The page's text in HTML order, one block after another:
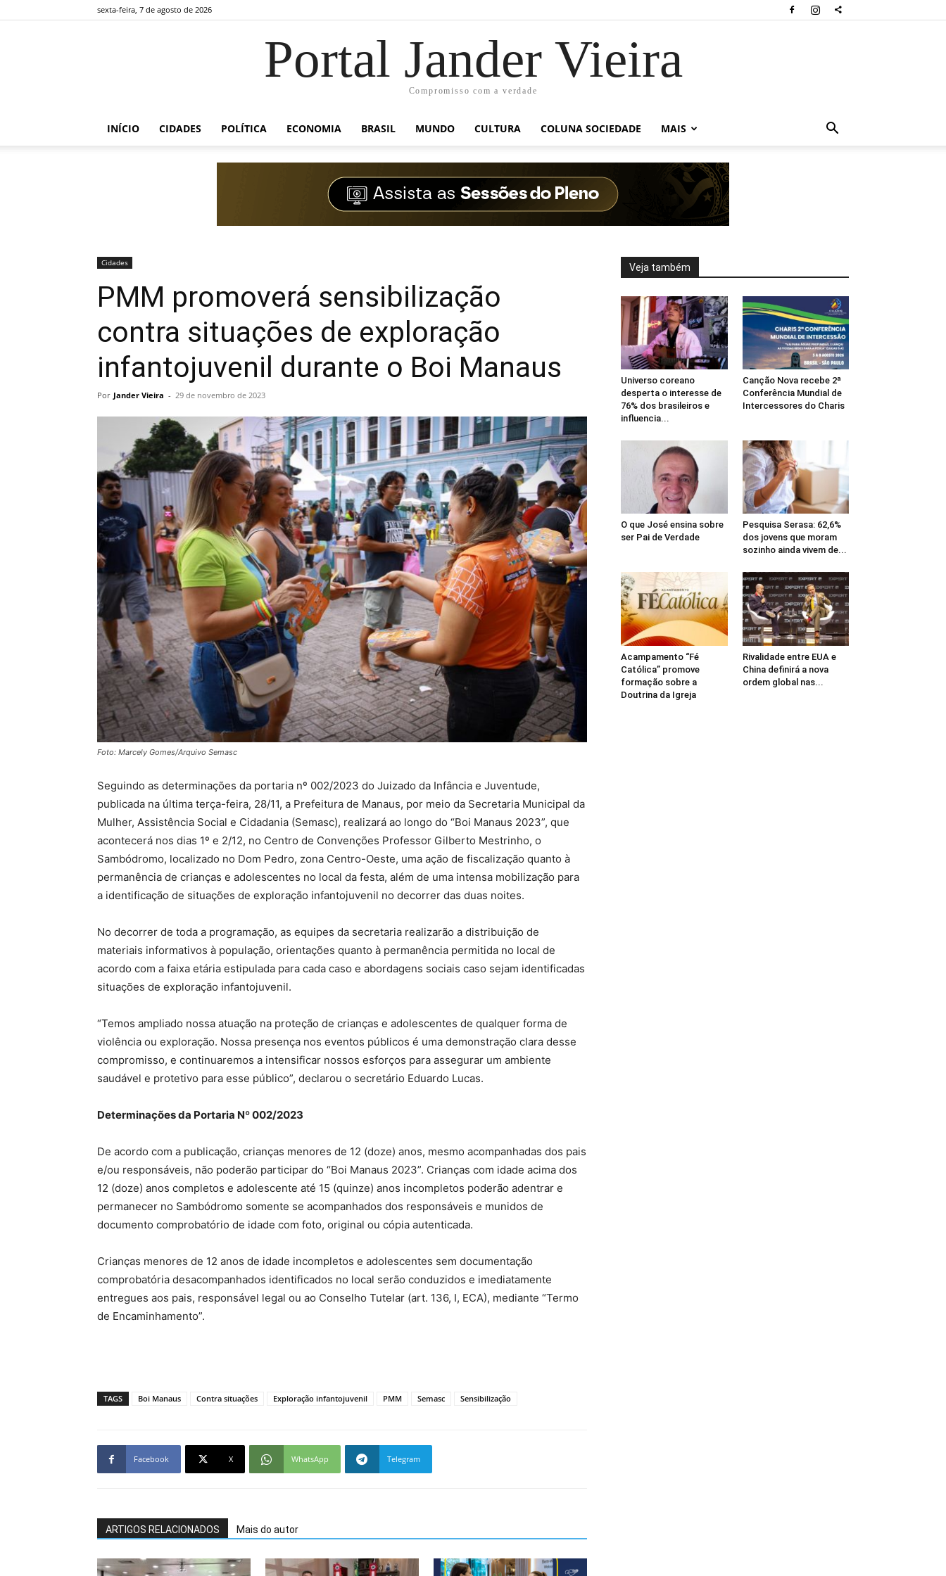
sexta-feira, 7 de agosto de 2026
Portal Jander Vieira
Compromisso com a verdade
INÍCIO CIDADES POLÍTICA ECONOMIA BRASIL MUNDO CULTURA COLUNA SOCIEDADE MAIS
Cidades
PMM promoverá sensibilização
contra situações de exploração
infantojuvenil durante o Boi Manaus
Por Jander Vieira - 29 de novembro de 2023
Foto: Marcely Gomes/Arquivo Semasc
Seguindo as determinações da portaria nº 002/2023 do Juizado da Infância e Juventude,
publicada na última terça-feira, 28/11, a Prefeitura de Manaus, por meio da Secretaria Municipal da
Mulher, Assistência Social e Cidadania (Semasc), realizará ao longo do “Boi Manaus 2023”, que
acontecerá nos dias 1º e 2/12, no Centro de Convenções Professor Gilberto Mestrinho, o
Sambódromo, localizado no Dom Pedro, zona Centro-Oeste, uma ação de fiscalização quanto à
permanência de crianças e adolescentes no local da festa, além de uma intensa mobilização para
a identificação de situações de exploração infantojuvenil no decorrer das duas noites.
No decorrer de toda a programação, as equipes da secretaria realizarão a distribuição de
materiais informativos à população, orientações quanto à permanência permitida no local de
acordo com a faixa etária estipulada para cada caso e abordagens sociais caso sejam identificadas
situações de exploração infantojuvenil.
“Temos ampliado nossa atuação na proteção de crianças e adolescentes de qualquer forma de
violência ou exploração. Nossa presença nos eventos públicos é uma demonstração clara desse
compromisso, e continuaremos a intensificar nossos esforços para assegurar um ambiente
saudável e protetivo para esse público”, declarou o secretário Eduardo Lucas.
Determinações da Portaria Nº 002/2023
De acordo com a publicação, crianças menores de 12 (doze) anos, mesmo acompanhadas dos pais
e/ou responsáveis, não poderão participar do “Boi Manaus 2023”. Crianças com idade acima dos
12 (doze) anos completos e adolescente até 15 (quinze) anos incompletos poderão adentrar e
permanecer no Sambódromo somente se acompanhados dos responsáveis e munidos de
documento comprobatório de idade com foto, original ou cópia autenticada.
Crianças menores de 12 anos de idade incompletos e adolescentes sem documentação
comprobatória desacompanhados identificados no local serão conduzidos e imediatamente
entregues aos pais, responsável legal ou ao Conselho Tutelar (art. 136, I, ECA), mediante “Termo
de Encaminhamento”.
TAGS Boi Manaus Contra situações Exploração infantojuvenil PMM Semasc Sensibilização
Facebook X WhatsApp Telegram
ARTIGOS RELACIONADOS Mais do autor
Veja também
Universo coreano
desperta o interesse de
76% dos brasileiros e
influencia...
Canção Nova recebe 2ª
Conferência Mundial de
Intercessores do Charis
O que José ensina sobre
ser Pai de Verdade
Pesquisa Serasa: 62,6%
dos jovens que moram
sozinho ainda vivem de...
Acampamento “Fé
Católica” promove
formação sobre a
Doutrina da Igreja
Rivalidade entre EUA e
China definirá a nova
ordem global nas...